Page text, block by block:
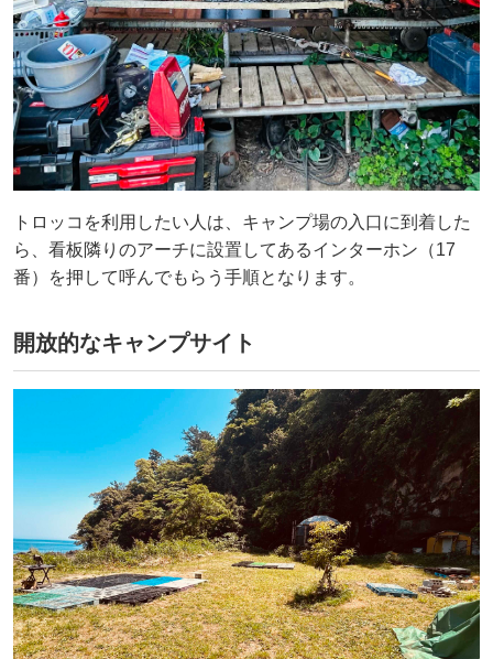
トロッコを利用したい人は、キャンプ場の入口に到着した
ら、看板隣りのアーチに設置してあるインターホン（17
番）を押して呼んでもらう手順となります。
開放的なキャンプサイト